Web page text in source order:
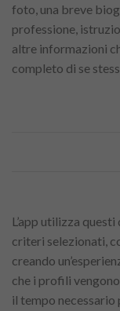
foto, una breve
professione,
altre informazioni
completo di se
L’app utilizza
criteri selezionati,
creando
che i profili
il tempo necessario